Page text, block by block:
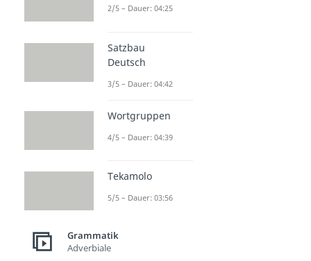
2/5 – Dauer: 04:25
Satzbau
Deutsch
3/5 – Dauer: 04:42
Wortgruppen
4/5 – Dauer: 04:39
Tekamolo
5/5 – Dauer: 03:56
Grammatik
Adverbiale